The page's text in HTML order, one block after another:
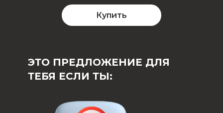
Купить
ЭТО ПРЕДЛОЖЕНИЕ ДЛЯ
ТЕБЯ ЕСЛИ ТЫ: